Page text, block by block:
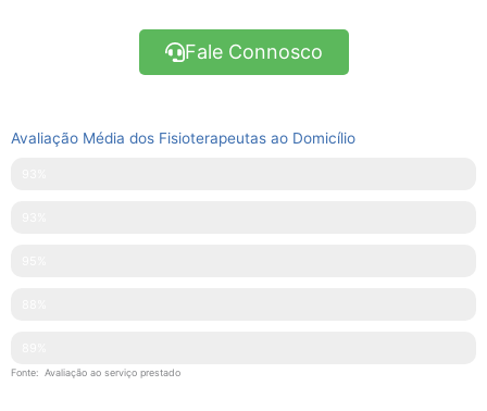
Fale Connosco
Avaliação Média dos Fisioterapeutas ao Domicílio
Fonte: Avaliação ao serviço prestado